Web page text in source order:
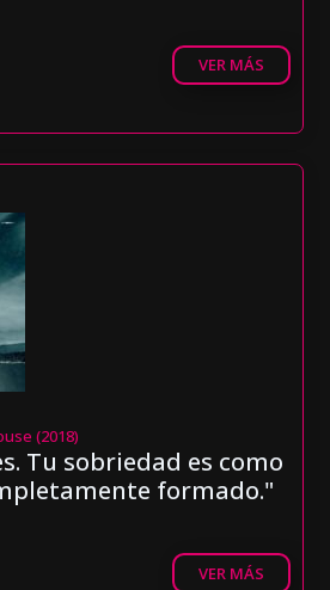
VER MÁS
(2018)
Tu sobriedad es como
formado."
VER MÁS